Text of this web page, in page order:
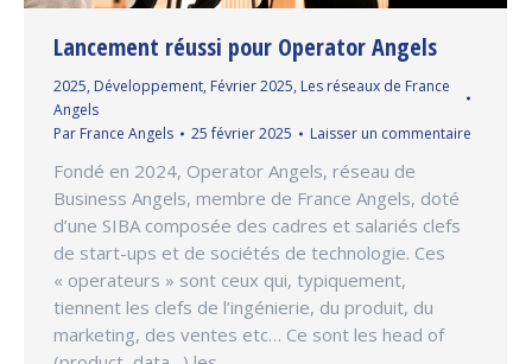
Lancement réussi pour Operator Angels
2025, Développement, Février 2025, Les réseaux de France
Angels
Par France Angels 25 février 2025 Laisser un commentaire
Fondé en 2024, Operator Angels, réseau de
Business Angels, membre de France Angels, doté
d’une SIBA composée des cadres et salariés clefs
de start-ups et de sociétés de technologie. Ces
« operateurs » sont ceux qui, typiquement,
tiennent les clefs de l’ingénierie, du produit, du
marketing, des ventes etc… Ce sont les head of